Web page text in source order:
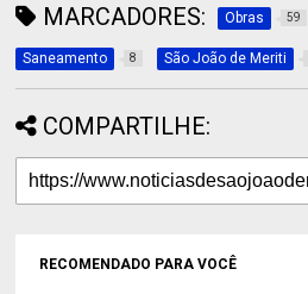
MARCADORES: Obras 59
Saneamento 8 São João de Meriti
COMPARTILHE:
RECOMENDADO PARA VOCÊ